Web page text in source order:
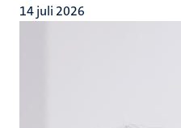
14 juli 2026